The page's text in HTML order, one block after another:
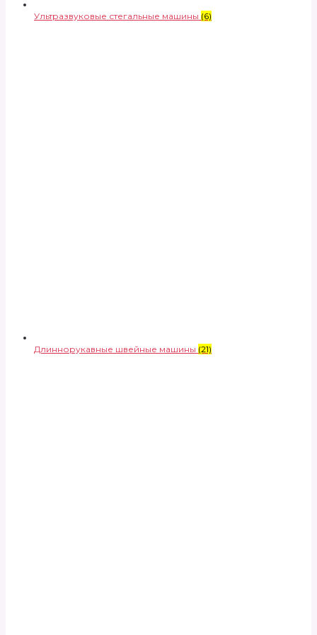
Ультразвуковые стегальные машины (6)
Длиннорукавные швейные машины (21)